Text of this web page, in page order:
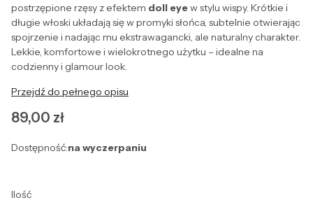
postrzępione rzęsy z efektem doll eyew stylu wispy. Krótkie i
długie włoski układają się w promyki słońca, subtelnie otwierając
spojrzenie i nadając mu ekstrawagancki, ale naturalny charakter.
Lekkie, komfortowe i wielokrotnego użytku – idealne na
codzienny i glamour look.
Przejdź do pełnego opisu
Cena
89,00 zł
Dostępność:na wyczerpaniu
Ilość